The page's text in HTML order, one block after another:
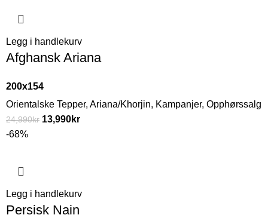
Legg i handlekurv
Afghansk Ariana
200x154
Orientalske Tepper, Ariana/Khorjin, Kampanjer, Opphørssalg
24,990kr 13,990kr
-68%
Legg i handlekurv
Persisk Nain